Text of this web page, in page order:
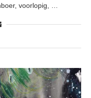
voorlopig, …